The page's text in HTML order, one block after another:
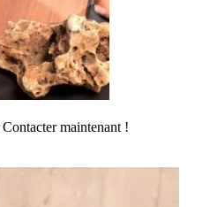
Contacter maintenant !